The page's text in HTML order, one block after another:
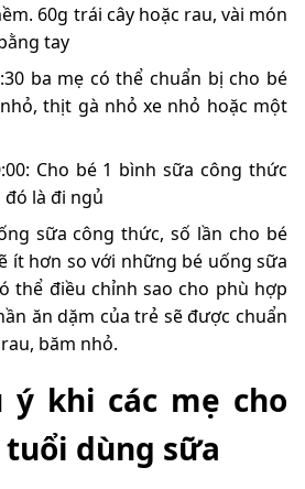
60g trái cây hoặc rau, vài món
tay
ba mẹ có thể chuẩn bị cho bé
thịt gà nhỏ xe nhỏ hoặc một
Cho bé 1 bình sữa công thức
đó là đi ngủ
sữa công thức, số lần cho bé
ít hơn so với những bé uống sữa
thể điều chỉnh sao cho phù hợp
ăn dặm của trẻ sẽ được chuẩn
băm nhỏ.
khi các mẹ cho
dùng sữa